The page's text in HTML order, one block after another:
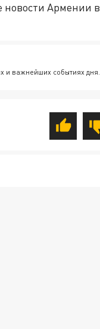
Армении в
и важнейших событиях дня.